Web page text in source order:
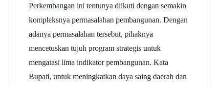
Perkembangan ini tentunya diikuti dengan semakin
kompleksnya permasalahan pembangunan. Dengan
adanya permasalahan tersebut, pihaknya
mencetuskan tujuh program strategis untuk
mengatasi lima indikator pembangunan. Kata
Bupati, untuk meningkatkan daya saing daerah dan